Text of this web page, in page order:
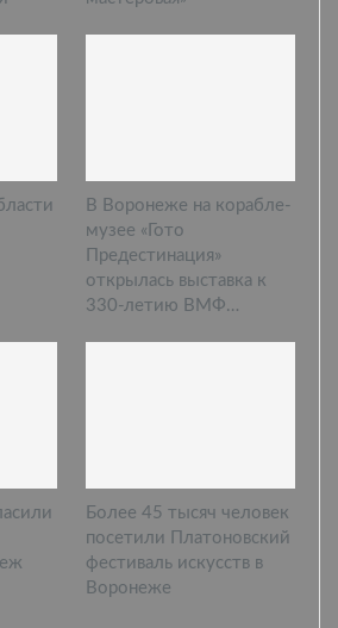
В Воронеже на корабле-
музее «Гото
Предестинация»
открылась выставка к
330-летию ВМФ…
Более 45 тысяч человек
посетили Платоновский
фестиваль искусств в
Воронеже